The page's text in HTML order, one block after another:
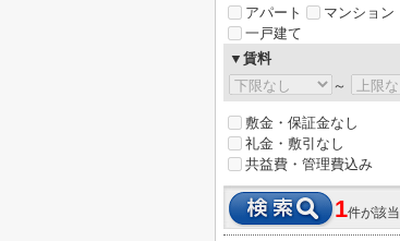
アパート
マンション
一戸建て
▼賃料
～
敷金・保証金なし
礼金・敷引なし
共益費・管理費込み
1件が該当